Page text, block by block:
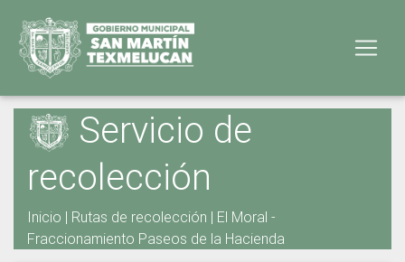
Servicio de
recolección
Inicio | Rutas de recolección | El Moral -
Fraccionamiento Paseos de la Hacienda